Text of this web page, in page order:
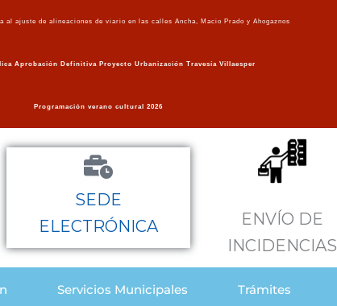
al ajuste de alineaciones de viario en las calles Ancha, Macio Prado y Ahogaznos
Aprobación Definitiva Proyecto Urbanización Travesía Villaesper
Programación verano cultural 2026
SEDE
ELECTRÓNICA
ENVÍO DE
INCIDENCIAS
Servicios Municipales Trámites